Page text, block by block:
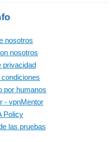
nosotros
nosotros
privacidad
por humanos
- vpnMentor
Policy
las pruebas